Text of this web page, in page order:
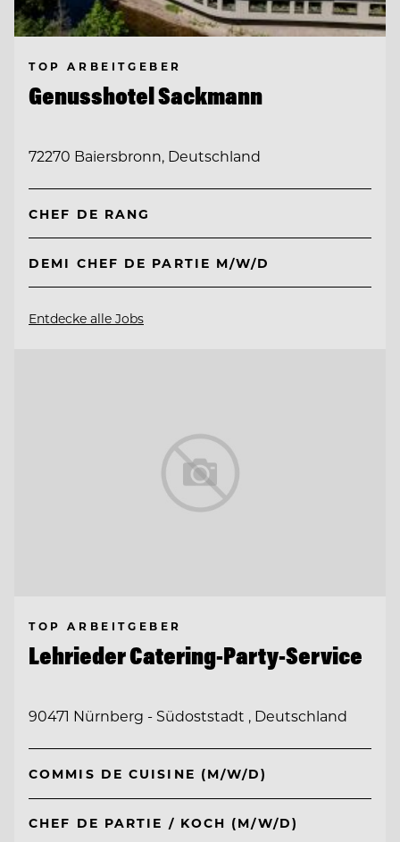
TOP ARBEITGEBER
Genusshotel Sackmann
72270 Baiersbronn, Deutschland
CHEF DE RANG
DEMI CHEF DE PARTIE M/W/D
Entdecke alle Jobs
TOP ARBEITGEBER
Lehrieder Catering-Party-Service
90471 Nürnberg - Südoststadt , Deutschland
COMMIS DE CUISINE (M/W/D)
CHEF DE PARTIE / KOCH (M/W/D)